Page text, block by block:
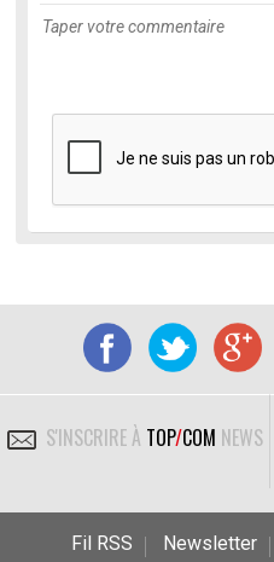
S'INSCRIRE À TOP/COM NEWS
Fil RSS Newsletter